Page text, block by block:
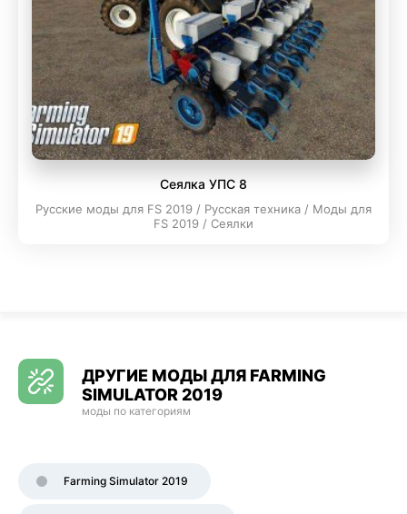
Сеялка УПС 8
Русские моды для FS 2019 / Русская техника / Моды для
FS 2019 / Сеялки
ДРУГИЕ МОДЫ ДЛЯ FARMING
SIMULATOR 2019
моды по категориям
Farming Simulator 2019